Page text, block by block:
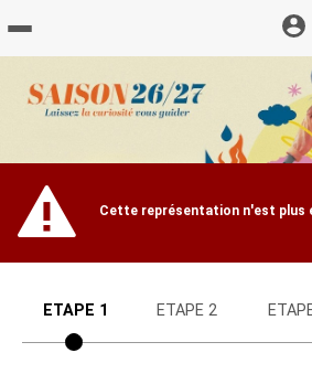
Accueil
Site
officiel
Cette représentation n'est plus
ETAPE 1 ETAPE 2